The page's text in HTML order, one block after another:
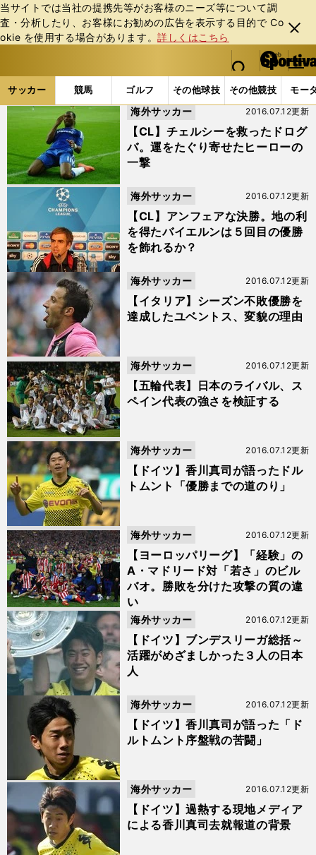
当サイトでは当社の提携先等がお客様のニーズ等について調
査・分析したり、お客様にお勧めの広告を表⽰する⽬的で Co
okie を使⽤する場合があります。詳しくはこちら
閉じ
る
web Sportiva (webスポルティーバ)
検索
マイペ
ー
ジ
メニュ
サッカー 競馬 ゴルフ その他球技 その他競技 モー
ス
ポ
ル
ィ
ー
バ
サッカーの記事一覧 海外サッカーの記事一覧 海外
【CL】チェルシーを救ったドログ
バ。運をたぐり寄せたヒーローの
一撃
2016.07.12更新
海外サッカー
【CL】アンフェアな決勝。地の利
を得たバイエルンは５回目の優勝
を飾れるか？
2016.07.12更新
海外サッカー
【イタリア】シーズン不敗優勝を
達成したユベントス、変貌の理由
2016.07.12更新
海外サッカー
【五輪代表】日本のライバル、ス
ペイン代表の強さを検証する
2016.07.12更新
海外サッカー
【ドイツ】香川真司が語ったドル
トムント「優勝までの道のり」
2016.07.12更新
海外サッカー
【ヨーロッパリーグ】「経験」の
A・マドリード対「若さ」のビル
バオ。勝敗を分けた攻撃の質の違
い
2016.07.12更新
海外サッカー
【ドイツ】ブンデスリーガ総括～
活躍がめざましかった３人の日本
人
2016.07.12更新
海外サッカー
【ドイツ】香川真司が語った「ド
ルトムント序盤戦の苦闘」
2016.07.12更新
海外サッカー
【ドイツ】過熱する現地メディア
による香川真司去就報道の背景
2016.07.12更新
海外サッカー